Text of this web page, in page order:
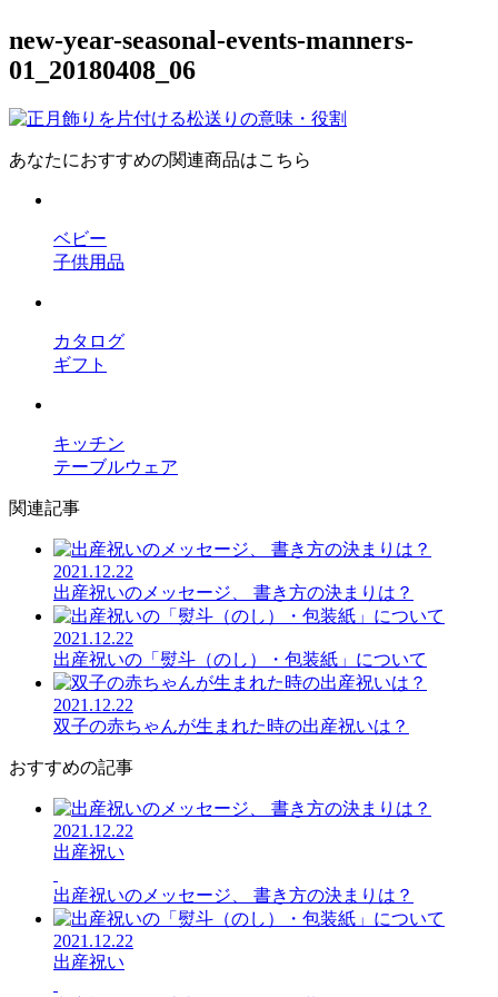
new-year-seasonal-events-manners-
01_20180408_06
あなたにおすすめの関連商品はこちら
ベビー
子供用品
カタログ
ギフト
キッチン
テーブルウェア
関連記事
2021.12.22
出産祝いのメッセージ、 書き方の決まりは？
2021.12.22
出産祝いの「熨斗（のし）・包装紙」について
2021.12.22
双子の赤ちゃんが生まれた時の出産祝いは？
おすすめの記事
2021.12.22
出産祝い
出産祝いのメッセージ、 書き方の決まりは？
2021.12.22
出産祝い